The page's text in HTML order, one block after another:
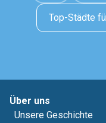
Top-Städte
Über uns
Unsere Geschichte